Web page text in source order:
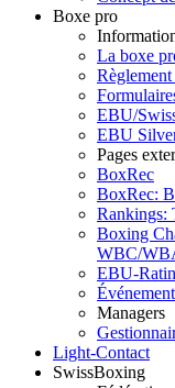
Boxe pro
La boxe
EBU/
EBU
Pages
BoxRec
BoxRec:
Rankings:
Boxing
WBC/
EBU-
Managers
Light-Contact
SwissBoxing